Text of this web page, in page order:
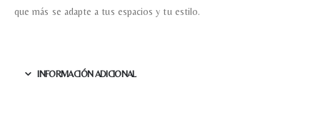
que más se adapte a tus espacios y tu estilo.
INFORMACIÓN ADICIONAL
Teléfono
Correo electronico